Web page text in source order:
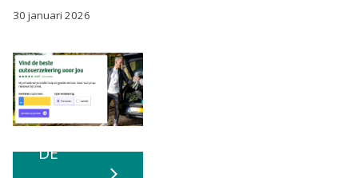
30 januari 2026
BEKIJK
DE